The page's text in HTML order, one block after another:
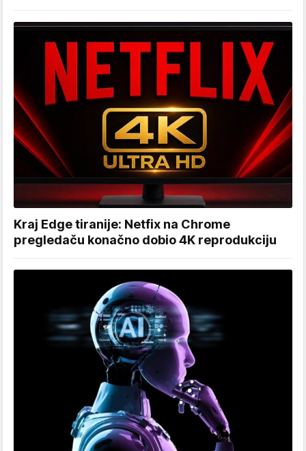
Kraj Edge tiranije: Netfix na Chrome
pregledaču konačno dobio 4K reprodukciju